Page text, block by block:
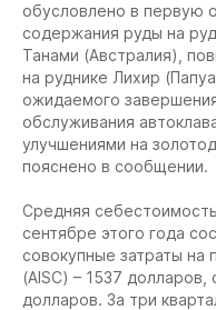
обусловлено в первую
содержания руды на
Танами (Австралия),
на руднике Лихир
ожидаемого
обслуживания
улучшениями на
пояснено в сообщении.
Средняя
сентябре этого года
совокупные затраты на
(AISC) – 1537 долларов,
долларов. За три